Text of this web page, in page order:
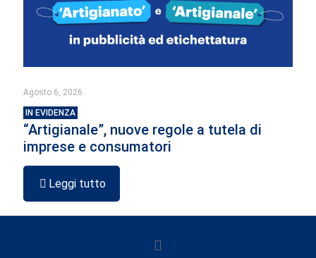
Agosto 6, 2026
IN EVIDENZA
“Artigianale”, nuove regole a tutela di
imprese e consumatori
Leggi tutto